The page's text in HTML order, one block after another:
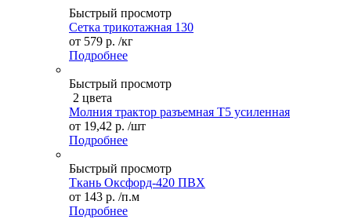
Быстрый просмотр
Сетка трикотажная 130
от 579 р. /кг
Подробнее
Быстрый просмотр
2 цвета
Молния трактор разъемная Т5 усиленная
от 19,42 р. /шт
Подробнее
Быстрый просмотр
Ткань Оксфорд-420 ПВХ
от 143 р. /п.м
Подробнее